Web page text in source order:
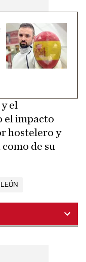
el
el impacto
hostelero y
de su
LEÓN